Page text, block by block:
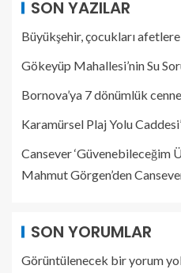
SON YAZILAR
Büyükşehir, çocukları
Gökeyüp Mahallesi’nin Su
Bornova’ya 7 dönümlük
Karamürsel Plaj Yolu
Cansever ‘Güvenebileceğim
Mahmut Görgen’den
SON YORUMLAR
Görüntülenecek bir yorum